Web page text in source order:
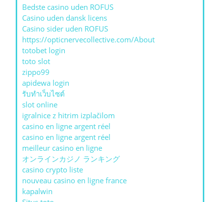
Bedste casino uden ROFUS
Casino uden dansk licens
Casino sider uden ROFUS
https://opticnervecollective.com/About
totobet login
toto slot
zippo99
apidewa login
รับทําเว็บไซต์
slot online
igralnice z hitrim izplačilom
casino en ligne argent réel
casino en ligne argent réel
meilleur casino en ligne
オンラインカジノ ランキング
casino crypto liste
nouveau casino en ligne france
kapalwin